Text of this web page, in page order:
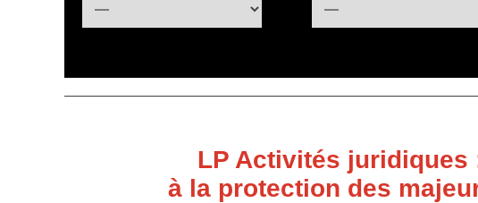
LP Activités
à la protection des